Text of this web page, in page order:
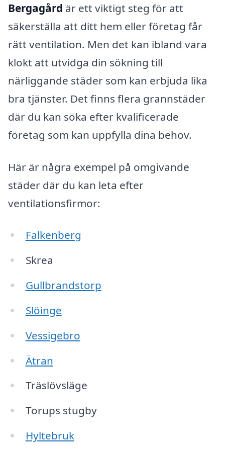
Bergagård är ett viktigt steg för att
säkerställa att ditt hem eller företag får
rätt ventilation. Men det kan ibland vara
klokt att utvidga din sökning till
närliggande städer som kan erbjuda lika
bra tjänster. Det finns flera grannstäder
där du kan söka efter kvalificerade
företag som kan uppfylla dina behov.
Här är några exempel på omgivande
städer där du kan leta efter
ventilationsfirmor:
Falkenberg
Skrea
Gullbrandstorp
Slöinge
Vessigebro
Ätran
Träslövsläge
Torups stugby
Hyltebruk